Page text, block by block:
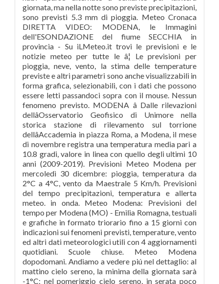
giornata, ma nella notte sono previste precipitazioni,
sono previsti 5.3 mm di pioggia. Meteo Cronaca
DIRETTA VIDEO: MODENA, le Immagini
dell'ESONDAZIONE del fiume SECCHIA in
provincia - Su iLMeteo.it trovi le previsioni e le
notizie meteo per tutte le â¦ Le previsioni per
pioggia, neve, vento, la stima delle temperature
previste e altri parametri sono anche visualizzabili in
forma grafica, selezionabili, con i dati che possono
essere letti passandoci sopra con il mouse. Nessun
fenomeno previsto. MODENA â Dalle rilevazioni
dellâOsservatorio Geofisico di Unimore nella
storica stazione di rilevamento sul torrione
dellâAccademia in piazza Roma, a Modena, il mese
di novembre registra una temperatura media pari a
10.8 gradi, valore in linea con quello degli ultimi 10
anni (2009-2019). Previsioni Meteo Modena per
mercoledì 30 dicembre: pioggia, temperatura da
2°C a 4°C, vento da Maestrale 5 Km/h. Previsioni
del tempo precipitazioni, temperatura e allerta
meteo. in onda. Meteo Modena: Previsioni del
tempo per Modena (MO) - Emilia Romagna, testuali
e grafiche in formato triorario fino a 15 giorni con
indicazioni sui fenomeni previsti, temperature, vento
ed altri dati meteorologici utili con 4 aggiornamenti
quotidiani. Scuole chiuse. Meteo Modena
dopodomani. Andiamo a vedere piú nel dettaglio: al
mattino cielo sereno, la minima della giornata sarà
-1°C; nel pomeriggio cielo sereno, in serata poco